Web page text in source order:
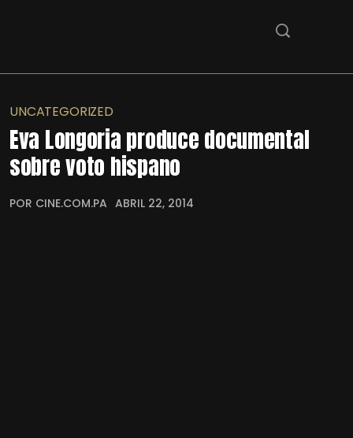
UNCATEGORIZED
Eva Longoria produce documental
sobre voto hispano
POR CINE.COM.PA ABRIL 22, 2014